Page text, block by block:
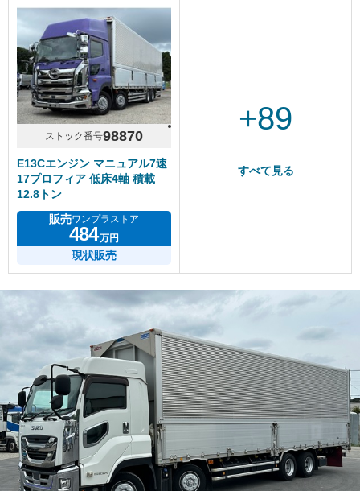
ストック番号98870
E13Cエンジン マニュアル7速
17プロフィア 低床4軸 積載
12.8トン
販売ワンプラストア
484万円
現状販売
+89
すべて見る